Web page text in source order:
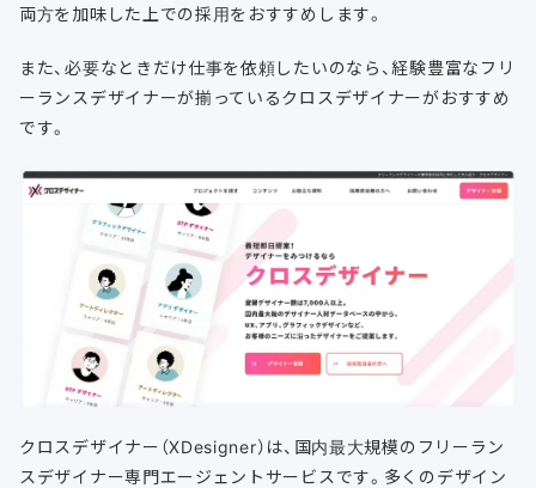
両方を加味した上での採用をおすすめします。
また、必要なときだけ仕事を依頼したいのなら、経験豊富なフリ
ーランスデザイナーが揃っているクロスデザイナーがおすすめ
です。
クロスデザイナー（XDesigner）は、国内最大規模のフリーラン
スデザイナー専門エージェントサービスです。多くのデザイン